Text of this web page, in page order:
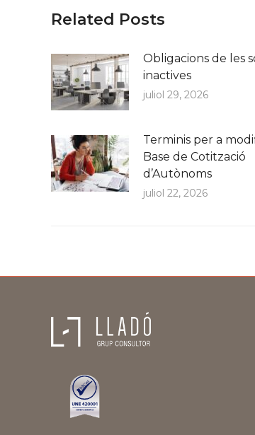
Related Posts
Obligacions de les
inactives
juliol 29, 2026
Terminis per a
Base de Cotització
d’Autònoms
juliol 22, 2026